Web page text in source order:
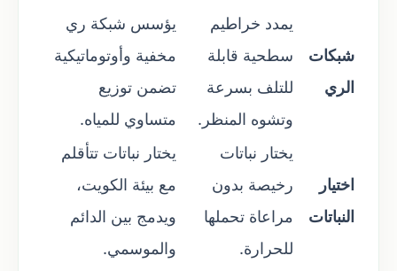
شبكات
الري
يمدد خراطيم
سطحية قابلة
للتلف بسرعة
وتشوه المنظر.
يؤسس شبكة ري
مخفية وأوتوماتيكية
تضمن توزيع
متساوي للمياه.
اختيار
النباتات
يختار نباتات
رخيصة بدون
مراعاة تحملها
للحرارة.
يختار نباتات تتأقلم
مع بيئة الكويت،
ويدمج بين الدائم
والموسمي.